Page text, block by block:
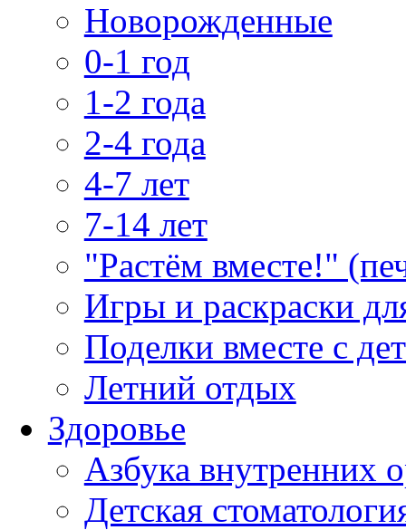
Новорожденные
0-1 год
1-2 года
2-4 года
4-7 лет
7-14 лет
"Растём вместе!"
Игры и раскраски
Поделки вместе с
Летний отдых
Здоровье
Азбука внутренних
Детская